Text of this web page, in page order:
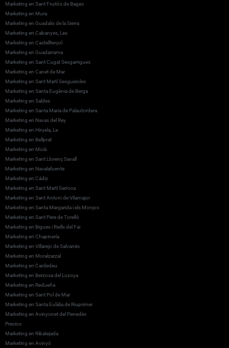
Marketing en Sant Fruitós de Bages
Marketing en Mura
Marketing en Guadalix de la Sierra
Marketing en Cabanyes, Les
Marketing en Castellterçol
Marketing en Guadarrama
Marketing en Sant Cugat Sesgarrigues
Marketing en Canet de Mar
Marketing en Sant Martí Sesgueioles
Marketing en Santa Eugènia de Berga
Marketing en Saldes
Marketing en Santa Maria de Palautordera
Marketing en Navas del Rey
Marketing en Hiruela, La
Marketing en Bellprat
Marketing en Moià
Marketing en Sant Llorenç Savall
Marketing en Navalafuente
Marketing en Cádiz
Marketing en Sant Martí Sarroca
Marketing en Sant Antoni de Vilamajor
Marketing en Santa Margarida i els Monjos
Marketing en Sant Pere de Torelló
Marketing en Bigues i Riells del Fai
Marketing en Chapinería
Marketing en Villarejo de Salvanés
Marketing en Moralzarzal
Marketing en Cardedeu
Marketing en Berzosa del Lozoya
Marketing en Redueña
Marketing en Sant Pol de Mar
Marketing en Santa Eulàlia de Riuprimer
Marketing en Avinyonet del Penedès
Precios
Marketing en Ribatejada
Marketing en Avinyó